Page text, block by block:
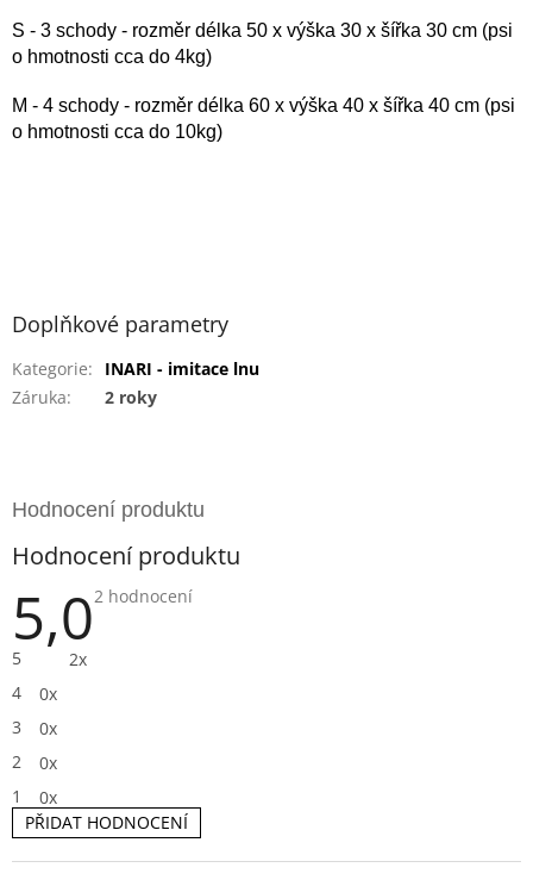
S - 3 schody - rozměr délka 50 x výška 30 x šířka 30 cm (psi
o hmotnosti cca do 4kg)
M - 4 schody - rozměr délka 60 x výška 40 x šířka 40 cm (psi
o hmotnosti cca do 10kg)
Doplňkové parametry
Kategorie:
INARI - imitace lnu
Záruka: 2 roky
Hodnocení produktu
5,0Průměrné
2 hodnocení
5
2x
4
0x
3
0x
2
0x
1
0x
PŘIDAT HODNOCENÍ